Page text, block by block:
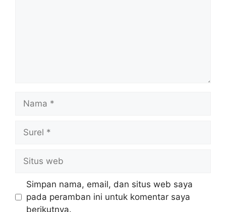
web
Simpan nama, email, dan situs web saya
pada peramban ini untuk komentar saya
berikutnya.